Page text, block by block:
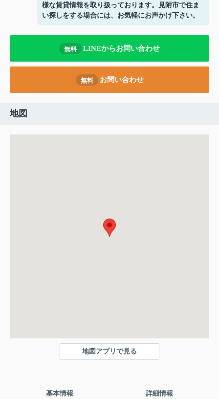
様な賃貸情報を取り扱っております。見附市で住ま
い探しをする場合には、お気軽にお声かけ下さい。
無料 LINEからお問い合わせ
無料 お問い合わせ
地図
地図アプリで見る
基本情報 詳細情報